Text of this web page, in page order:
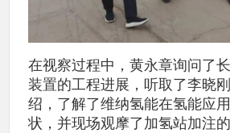
在视察过程中，黄永章询问了
装置的工程进展，听取了李晓
绍，了解了维纳氢能在氢能应
状，并现场观摩了加氢站加注